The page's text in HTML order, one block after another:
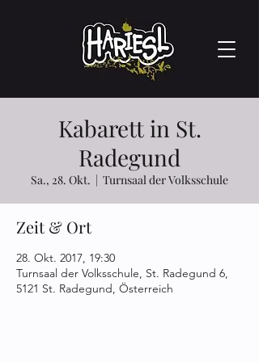
Kabarett in St.
Radegund
Sa., 28. Okt.
  |
Turnsaal der Volksschule
Zeit & Ort
28. Okt. 2017, 19:30
Turnsaal der Volksschule, St. Radegund 6,
5121 St. Radegund, Österreich